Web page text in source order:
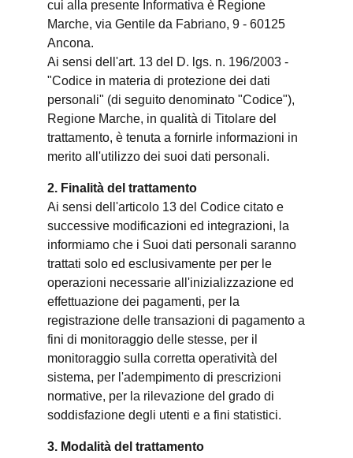
cui alla presente Informativa è Regione
Marche, via Gentile da Fabriano, 9 - 60125
Ancona.
Ai sensi dell'art. 13 del D. lgs. n. 196/2003 -
"Codice in materia di protezione dei dati
personali" (di seguito denominato "Codice"),
Regione Marche, in qualità di Titolare del
trattamento, è tenuta a fornirle informazioni in
merito all'utilizzo dei suoi dati personali.
2. Finalità del trattamento
Ai sensi dell'articolo 13 del Codice citato e
successive modificazioni ed integrazioni, la
informiamo che i Suoi dati personali saranno
trattati solo ed esclusivamente per per le
operazioni necessarie all'inizializzazione ed
effettuazione dei pagamenti, per la
registrazione delle transazioni di pagamento a
fini di monitoraggio delle stesse, per il
monitoraggio sulla corretta operatività del
sistema, per l'adempimento di prescrizioni
normative, per la rilevazione del grado di
soddisfazione degli utenti e a fini statistici.
3. Modalità del trattamento